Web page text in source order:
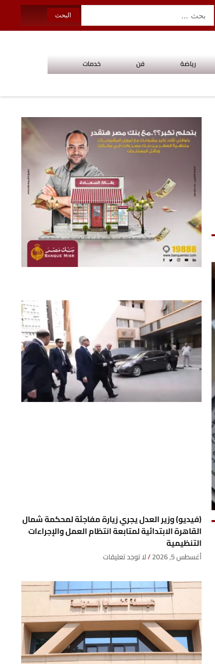
رياضة فن خدمات
(فيديو) وزير العدل يجري زيارة مفاجئة لمحكمة شمال
القاهرة الابتدائية لمتابعة انتظام العمل والإجراءات
التنظيمية
أغسطس 5, 2026 لا توجد تعليقات